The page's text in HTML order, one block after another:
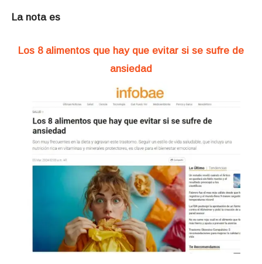
La nota es
Los 8 alimentos que hay que evitar si se sufre de
ansiedad